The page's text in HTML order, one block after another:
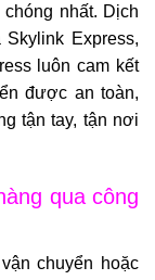
nhất. Dịch
Express,
luôn cam kết
được an toàn,
tận tay, tận nơi
qua công
chuyển hoặc